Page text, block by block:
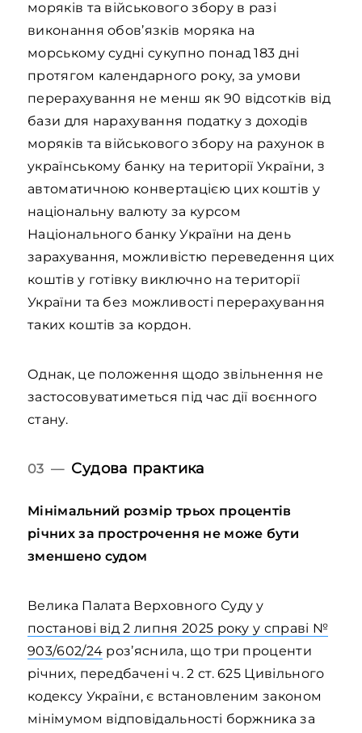
моряків та військового збору в разі
виконання обов’язків моряка на
морському судні сукупно понад 183 дні
протягом календарного року, за умови
перерахування не менш як 90 відсотків від
бази для нарахування податку з доходів
моряків та військового збору на рахунок в
українському банку на території України, з
автоматичною конвертацією цих коштів у
національну валюту за курсом
Національного банку України на день
зарахування, можливістю переведення цих
коштів у готівку виключно на території
України та без можливості перерахування
таких коштів за кордон.
Однак, це положення щодо звільнення не
застосовуватиметься під час дії воєнного
стану.
03 — Судова практика
Мінімальний розмір трьох процентів
річних за прострочення не може бути
зменшено судом
Велика Палата Верховного Суду у
постанові від 2 липня 2025 року у справі №
903/602/24 роз’яснила, що три проценти
річних, передбачені ч. 2 ст. 625 Цивільного
кодексу України, є встановленим законом
мінімумом відповідальності боржника за